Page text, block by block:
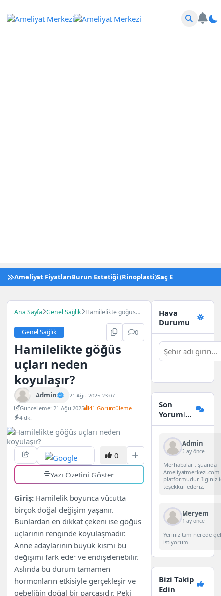
Ameliyat FiyatlarıBurun Estetiği (Rinoplasti)Saç Ekimi
Ana Sayfa Genel Sağlık Hamilelikte göğüs
koyulaşır?
Genel Sağlık 0
Hamilelikte göğüs
uçları neden
koyulaşır?
Admin
21 Ağu 2025 23:07
Güncelleme: 21 Ağu 2025
41 Görüntüleme
4 dk.
0
Yazı Özetini Göster
Giriş: Hamilelik boyunca vücutta
birçok doğal değişim yaşanır.
Bunlardan en dikkat çekeni ise göğüs
uçlarının renginde koyulaşmadır.
Anne adaylarının büyük kısmı bu
değişimi fark eder ve endişelenebilir.
Aslında bu durum tamamen
hormonların etkisiyle gerçekleşir ve
gebeliğin doğal bir parçasıdır. Peki
Hava
Durumu
Son
Yorumlar
Admin
2 ay önce
Merhabalar , şuanda
platformudur. İlginiz
teşekkür ederiz.
Meryem
1 ay önce
Yeriniz tam nerede
istiyorum
Bizi Takip
Edin